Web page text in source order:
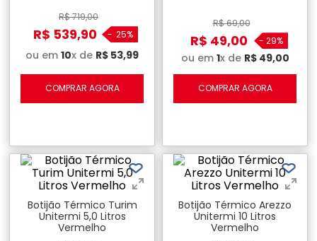
R$719,00
R$ 539,90 - 25%
ou em 10x de R$ 53,99
COMPRAR AGORA
R$69,00
R$ 49,00 - 29%
ou em 1x de R$ 49,00
COMPRAR AGORA
Botijão Térmico Turim
Unitermi 5,0 Litros
Vermelho
Botijão Térmico Arezzo
Unitermi 10 Litros
Vermelho